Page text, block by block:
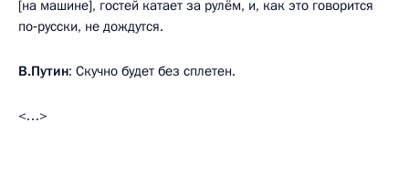
[на машине], гостей катает за рулём, и, как это говорится
по‑русски, не дождутся.
В.Путин: Скучно будет без сплетен.
<…>